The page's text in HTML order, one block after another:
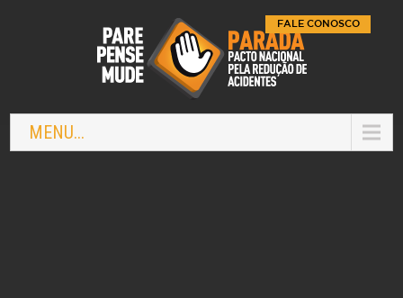
MENU...
FALE CONOSCO